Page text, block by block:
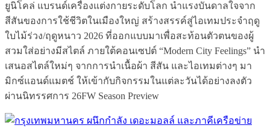
ยูนิโคล่ แบรนด์เครื่องแต่งกายระดับโลก นำแรงบันดาลใจจาก
สีสันของการใช้ชีวิตในเมืองใหญ่ สร้างสรรค์สู่ไอเทมประจำฤดู
ใบไม้ร่วง/ฤดูหนาว 2026 ที่ออกแบบมาเพื่อสะท้อนตัวตนของผู้
สวมใส่อย่างมีสไตล์ ภายใต้คอนเซปต์ “Modern City Feelings” นำ
เสนอสไตล์ใหม่ๆ จากการนำเนื้อผ้า สีสัน และไอเทมต่างๆ มา
มิกซ์แอนด์แมตช์ ให้เข้ากับกิจกรรมในแต่ละวันได้อย่างลงตัว
ผ่านนิทรรศการ 26FW Season Preview